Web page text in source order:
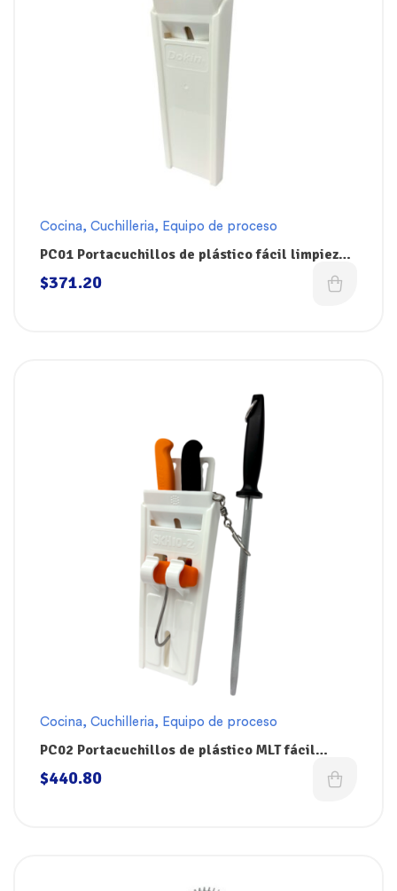
Cocina, Cuchilleria, Equipo de proceso
PC01 Portacuchillos de plástico fácil limpieza
de 32 x 11 cm Dokin
$371.20
Cocina, Cuchilleria, Equipo de proceso
PC02 Portacuchillos de plástico MLT fácil
limpieza de 37 x 13 cm Dokin
$440.80